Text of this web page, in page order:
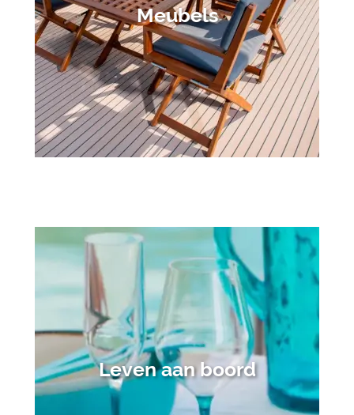
Meubels
Leven aan boord